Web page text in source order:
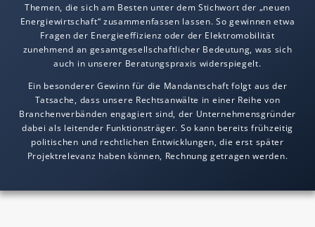
Themen, die sich am Besten unter dem Stichwort der „neuen
Energiewirtschaft“ zusammenfassen lassen. So gewinnen etwa
Fragen der Energieeffizienz oder der Elektromobilität
zunehmend an gesamtgesellschaftlicher Bedeutung, was sich
auch in unserer Beratungspraxis widerspiegelt.
Ein besonderer Gewinn für die Mandantschaft folgt aus der
Tatsache, dass unsere Rechtsanwälte in einer Reihe von
Branchenverbänden engagiert sind, der Unternehmensgründer
dabei als leitender Funktionsträger. So kann bereits frühzeitig
politischen und rechtlichen Entwicklungen, die erst später
Projektrelevanz haben können, Rechnung getragen werden.